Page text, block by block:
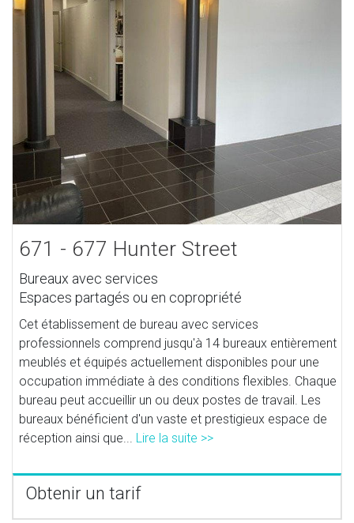
671 - 677 Hunter Street
Bureaux avec services
Espaces partagés ou en copropriété
Cet établissement de bureau avec services
professionnels comprend jusqu'à 14 bureaux entièrement
meublés et équipés actuellement disponibles pour une
occupation immédiate à des conditions flexibles. Chaque
bureau peut accueillir un ou deux postes de travail. Les
bureaux bénéficient d'un vaste et prestigieux espace de
réception ainsi que... Lire la suite >>
Obtenir un tarif